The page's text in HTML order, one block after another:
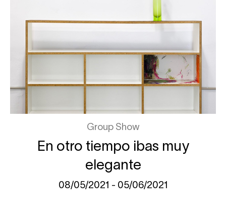
Group Show
En otro tiempo ibas muy
elegante
08/05/2021 - 05/06/2021